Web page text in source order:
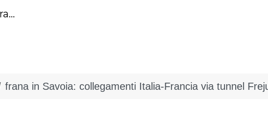
frana in Savoia: collegamenti Italia-Francia via tunnel